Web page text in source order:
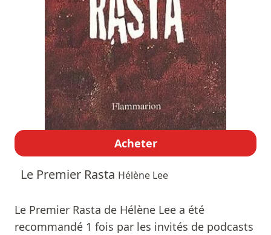
Acheter
Le Premier Rasta Hélène Lee
Le Premier Rasta de Hélène Lee a été
recommandé 1 fois par les invités de podcasts